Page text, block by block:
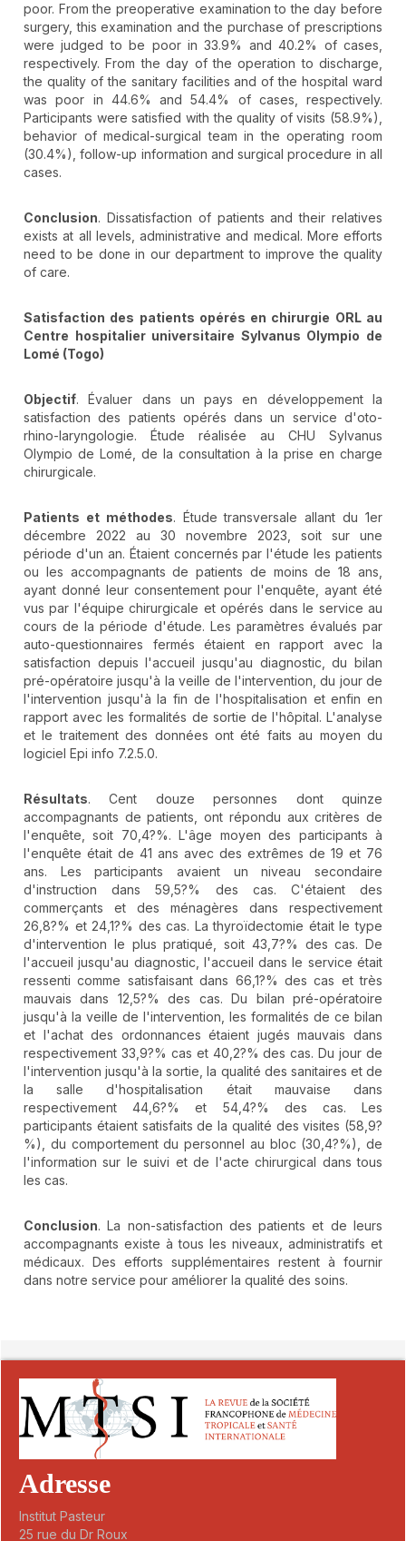
poor. From the preoperative examination to the day before
surgery, this examination and the purchase of prescriptions
were judged to be poor in 33.9% and 40.2% of cases,
respectively. From the day of the operation to discharge,
the quality of the sanitary facilities and of the hospital ward
was poor in 44.6% and 54.4% of cases, respectively.
Participants were satisfied with the quality of visits (58.9%),
behavior of medical-surgical team in the operating room
(30.4%), follow-up information and surgical procedure in all
cases.
Conclusion. Dissatisfaction of patients and their relatives
exists at all levels, administrative and medical. More efforts
need to be done in our department to improve the quality
of care.
Satisfaction des patients opérés en chirurgie ORL au
Centre hospitalier universitaire Sylvanus Olympio de
Lomé (Togo)
Objectif. Évaluer dans un pays en développement la
satisfaction des patients opérés dans un service d'oto-
rhino-laryngologie. Étude réalisée au CHU Sylvanus
Olympio de Lomé, de la consultation à la prise en charge
chirurgicale.
Patients et méthodes. Étude transversale allant du 1er
décembre 2022 au 30 novembre 2023, soit sur une
période d'un an. Étaient concernés par l'étude les patients
ou les accompagnants de patients de moins de 18 ans,
ayant donné leur consentement pour l'enquête, ayant été
vus par l'équipe chirurgicale et opérés dans le service au
cours de la période d'étude. Les paramètres évalués par
auto-questionnaires fermés étaient en rapport avec la
satisfaction depuis l'accueil jusqu'au diagnostic, du bilan
pré-opératoire jusqu'à la veille de l'intervention, du jour de
l'intervention jusqu'à la fin de l'hospitalisation et enfin en
rapport avec les formalités de sortie de l'hôpital. L'analyse
et le traitement des données ont été faits au moyen du
logiciel Epi info 7.2.5.0.
Résultats. Cent douze personnes dont quinze
accompagnants de patients, ont répondu aux critères de
l'enquête, soit 70,4?%. L'âge moyen des participants à
l'enquête était de 41 ans avec des extrêmes de 19 et 76
ans. Les participants avaient un niveau secondaire
d'instruction dans 59,5?% des cas. C'étaient des
commerçants et des ménagères dans respectivement
26,8?% et 24,1?% des cas. La thyroïdectomie était le type
d'intervention le plus pratiqué, soit 43,7?% des cas. De
l'accueil jusqu'au diagnostic, l'accueil dans le service était
ressenti comme satisfaisant dans 66,1?% des cas et très
mauvais dans 12,5?% des cas. Du bilan pré-opératoire
jusqu'à la veille de l'intervention, les formalités de ce bilan
et l'achat des ordonnances étaient jugés mauvais dans
respectivement 33,9?% cas et 40,2?% des cas. Du jour de
l'intervention jusqu'à la sortie, la qualité des sanitaires et de
la salle d'hospitalisation était mauvaise dans
respectivement 44,6?% et 54,4?% des cas. Les
participants étaient satisfaits de la qualité des visites (58,9?
%), du comportement du personnel au bloc (30,4?%), de
l'information sur le suivi et de l'acte chirurgical dans tous
les cas.
Conclusion. La non-satisfaction des patients et de leurs
accompagnants existe à tous les niveaux, administratifs et
médicaux. Des efforts supplémentaires restent à fournir
dans notre service pour améliorer la qualité des soins.
Adresse
Institut Pasteur
25 rue du Dr Roux